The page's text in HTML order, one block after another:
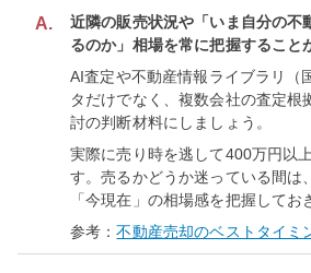
A.
近隣の販売状況や「いま自分の不
るのか」相場を常に把握すること
AI査定や不動産情報ライブラリ（
タだけでなく、複数会社の査定根
討の判断材料にしましょう。
実際に売り時を逃して400万円以
す。売るかどうか迷っている間は
「今現在」の相場感を把握してお
参考：不動産売却のベストタイミ